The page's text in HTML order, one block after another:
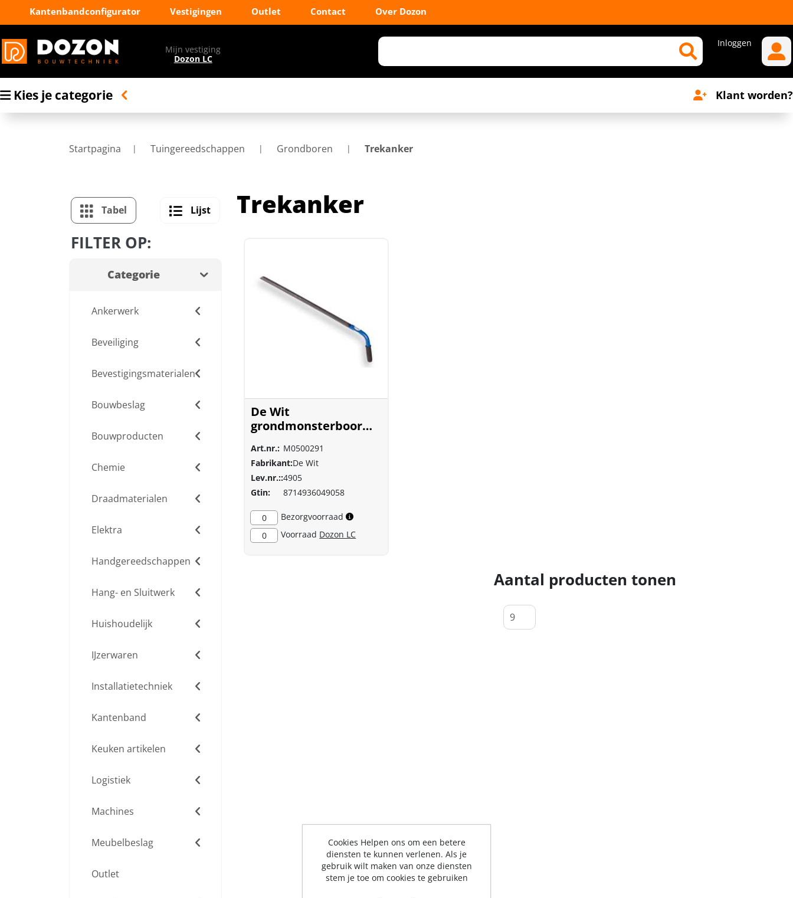
Kantenbandconfigurator Vestigingen Outlet Contact Over Dozon
Mijn vestiging
Dozon LC
Inloggen
Kies je categorie Klant worden?
Startpagina Tuingereedschappen Grondboren Trekanker
Tabel Lijst
FILTER OP:
Categorie
Ankerwerk
Beveiliging
Bevestigingsmaterialen
Bouwbeslag
Bouwproducten
Chemie
Draadmaterialen
Elektra
Handgereedschappen
Hang- en Sluitwerk
Huishoudelijk
IJzerwaren
Installatietechniek
Kantenband
Keuken artikelen
Logistiek
Machines
Meubelbeslag
Outlet
Trekanker
De Wit
grondmonsterboor
Art.nr.: M0500291
Fabrikant:De Wit
Lev.nr.::4905
Gtin:
8714936049058
0
Bezorgvoorraad
0
Voorraad Dozon LC
Aantal producten tonen
Cookies Helpen ons om een betere
diensten te kunnen verlenen. Als je
gebruik wilt maken van onze diensten
stem je toe om cookies te gebruiken